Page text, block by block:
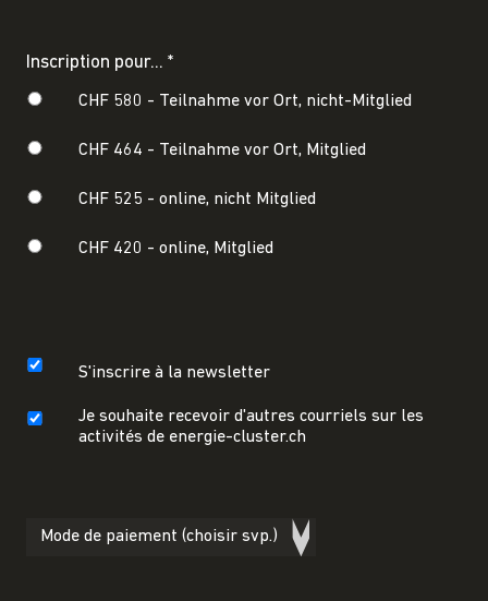
Inscription pour... *
CHF 580 - Teilnahme vor Ort, nicht-Mitglied
CHF 464 - Teilnahme vor Ort, Mitglied
CHF 525 - online, nicht Mitglied
CHF 420 - online, Mitglied
S'inscrire à la newsletter
Je souhaite recevoir d'autres courriels sur les
activités de energie-cluster.ch